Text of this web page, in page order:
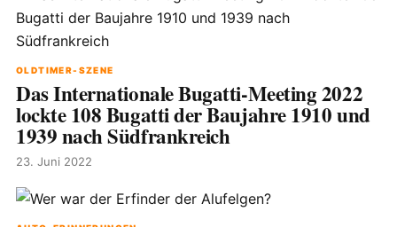
OLDTIMER-SZENE
Das Internationale Bugatti-Meeting 2022
lockte 108 Bugatti der Baujahre 1910 und
1939 nach Südfrankreich
23. Juni 2022